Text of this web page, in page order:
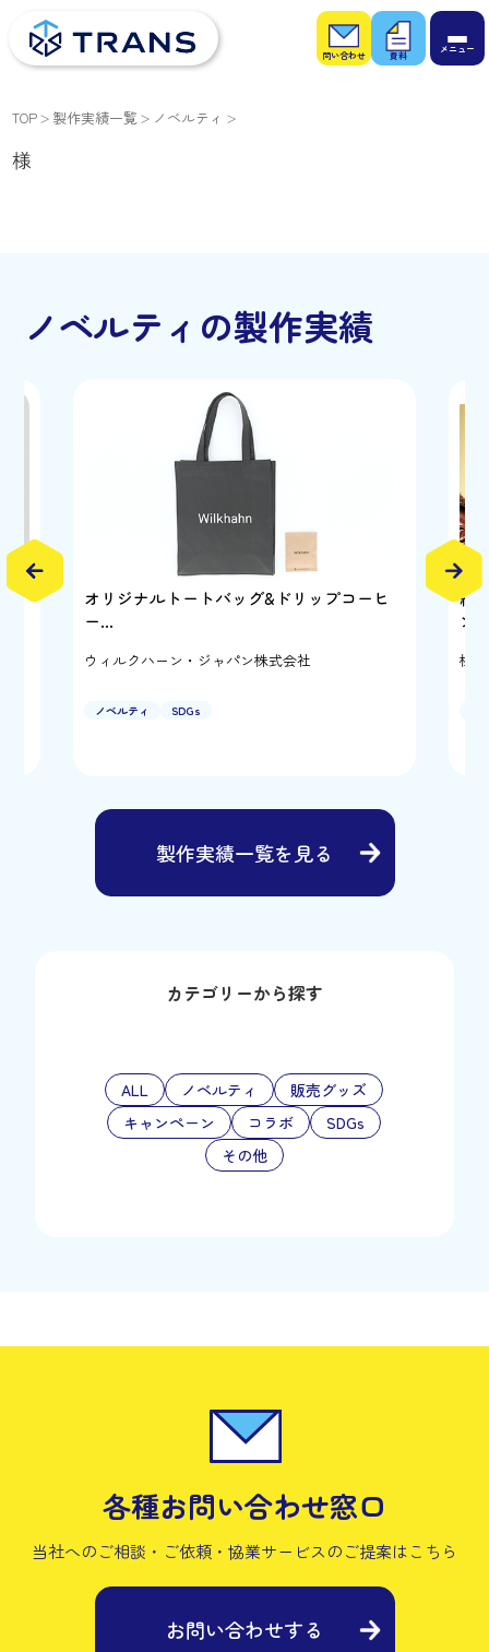
お問
い合
わせ
お役
立ち
資料
TOP 製作実績一覧 ノベルティ
様
ノベルティの製作実績
オリジナルトートバッグ&ドリップコーヒ
ー…
ウィルクハーン・ジャパン株式会社
ノベルティ SDGs
純
ン…
株
製作実績一覧を見る
カテゴリーから探す
ALL ノベルティ
販売グッズ
キャンペーン
コラボ
SDGs
その他
各種お問い合わせ窓口
当社へのご相談・ご依頼・協業サービスのご提案はこちら
お問い合わせする